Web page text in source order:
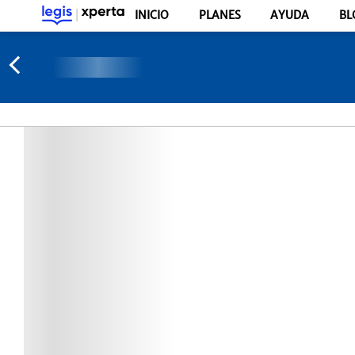
INICIO PLANES AYUDA